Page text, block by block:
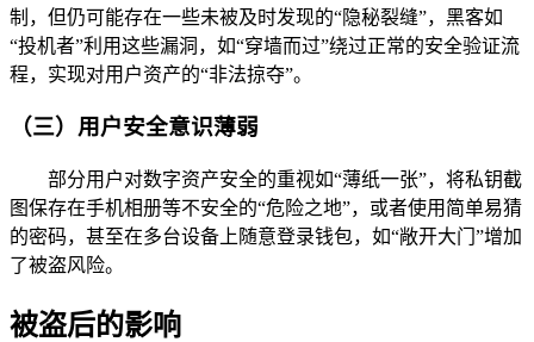
制，但仍可能存在一些未被及时发现的“隐秘裂缝”，黑客如
“投机者”利用这些漏洞，如“穿墙而过”绕过正常的安全验证流
程，实现对用户资产的“非法掠夺”。
（三）用户安全意识薄弱
部分用户对数字资产安全的重视如“薄纸一张”，将私钥截
图保存在手机相册等不安全的“危险之地”，或者使用简单易猜
的密码，甚至在多台设备上随意登录钱包，如“敞开大门”增加
了被盗风险。
被盗后的影响